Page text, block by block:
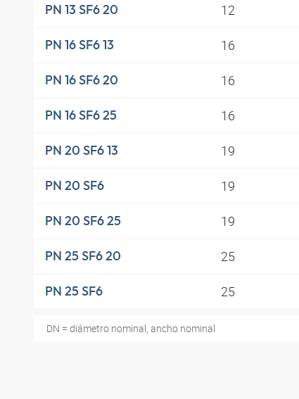
PN 13 SF6 20 12
PN 16 SF6 13 16
PN 16 SF6 20 16
PN 16 SF6 25 16
PN 20 SF6 13 19
PN 20 SF6 19
PN 20 SF6 25 19
PN 25 SF6 20 25
PN 25 SF6 25
DN = diámetro nominal, ancho nominal